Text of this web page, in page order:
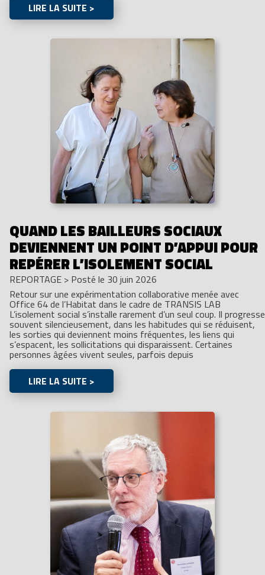
LIRE LA SUITE >
QUAND LES BAILLEURS SOCIAUX
DEVIENNENT UN POINT D’APPUI POUR
REPÉRER L’ISOLEMENT SOCIAL
REPORTAGE > Posté le 30 juin 2026
Retour sur une expérimentation collaborative menée avec
Office 64 de l’Habitat dans le cadre de TRANSIS LAB
L’isolement social s’installe rarement d’un seul coup. Il progresse
souvent silencieusement, dans les habitudes qui se réduisent,
les sorties qui deviennent moins fréquentes, les liens qui
s’espacent, les sollicitations qui disparaissent. Certaines
personnes âgées vivent seules, parfois depuis
LIRE LA SUITE >